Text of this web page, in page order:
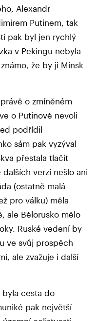
Alexandr
Putinem, tak
pak byl jen rychlý
v Pekingu nebyla
že by ji Minsk
o zmíněném
o Putinově nevoli
podřídil
sám pak vyzýval
přestala tlačit
verzí nešlo ani
(ostatně malá
pro válku) měla
ale Bělorusko mělo
Ruské vedení by
ve svůj prospěch
ale zvažuje i další
byla cesta do
pak největší